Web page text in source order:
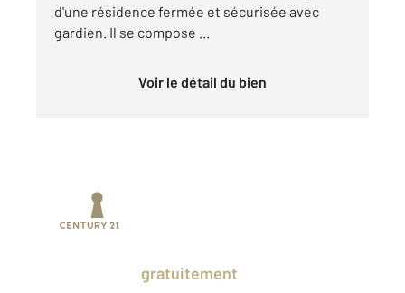
d'une résidence fermée et sécurisée avec
gardien. Il se compose ...
Voir le détail du bien
gratuitement